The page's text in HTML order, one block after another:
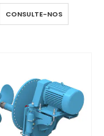
CONSULTE-NOS